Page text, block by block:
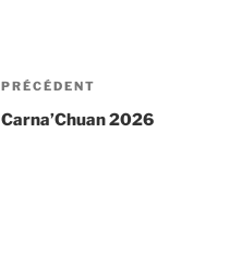
Navigation
de
Article
précédent
PRÉCÉDENT
Carna’Chuan 2026